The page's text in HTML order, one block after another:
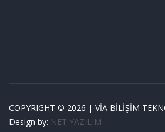
COPYRIGHT © 2026 | VİA BİLİŞİM
Design by: NET YAZILIM